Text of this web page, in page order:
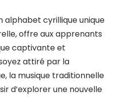
alphabet cyrillique unique
offre aux apprenants
captivante et
attiré par la
la musique traditionnelle
d’explorer une nouvelle